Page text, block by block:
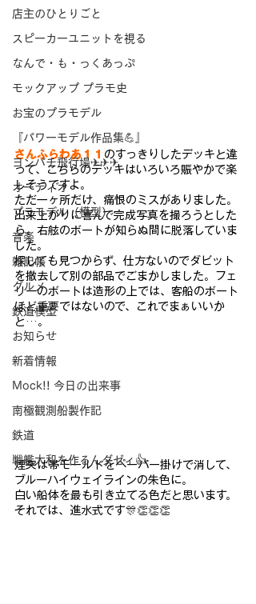
店主のひとりごと
スピーカーユニットを視る
なんで・も・っくあっぷ
モックアップ プラモ史
お宝のプラモデル
『パワーモデル作品集💪』
ヨンパチ飛行場✈✈✈
オーディオ
プラモデル（模型）
音楽
雑記帳
グルメ
鉄道模型
お知らせ
新着情報
Mock!! 今日の出来事
南極観測船製作記
鉄道
戦艦大和を作るんダゼィ👍
さんふらわあ１１ のすっきりしたデッキと違
って、こちらのデッキはいろいろ賑やかで楽
しそうですよ。
ただ一ヶ所だけ、痛恨のミスがありました。
出来上がりに喜んで完成写真を撮ろうとした
ら、右舷のボートが知らぬ間に脱落していま
した。
探しても見つからず、仕方ないのでダビット
を撤去して別の部品でごまかしました。フェ
リーのボートは造形の上では、客船のボート
ほど重要ではないので、これでまぁいいか
と…。
煙突は帯モールドをペーパー掛けで消して、
ブルーハイウェイライ ンの朱色に。
白い船体を最も引き立てる色だと思います。
それでは、進水式です🎊👏👏👏